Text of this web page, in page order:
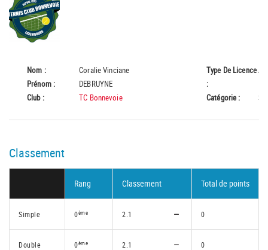
Nom :
Coralie Vinciane
Prénom :
DEBRUYNE
Club :
TC Bonnevoie
Type De Licence
:
A
Catégorie :
Classement
Rang Classement Total de points
Simple 0ème 2.1 0
Double 0ème 2.1 0